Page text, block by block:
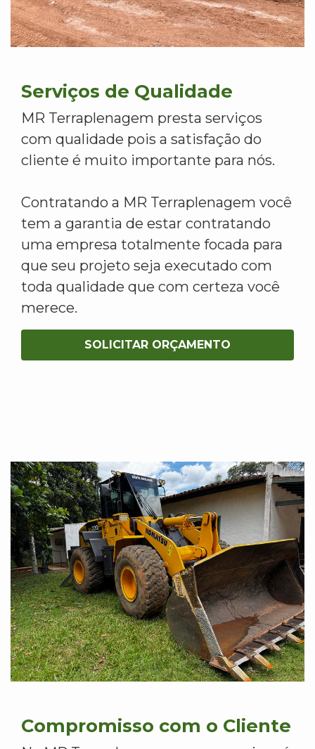
Serviços de Qualidade
MR Terraplenagem presta serviços
com qualidade pois a satisfação do
cliente é muito importante para nós.
Contratando a MR Terraplenagem você
tem a garantia de estar contratando
uma empresa totalmente focada para
que seu projeto seja executado com
toda qualidade que com certeza você
merece.
SOLICITAR ORÇAMENTO
Compromisso com o Cliente